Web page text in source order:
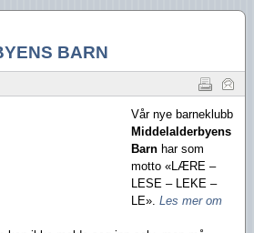
dag
framtid
BARN
Vår nye barneklubb
Middelalderbyens
Barn har som
motto «LÆRE –
LESE – LEKE –
LE». Les mer om